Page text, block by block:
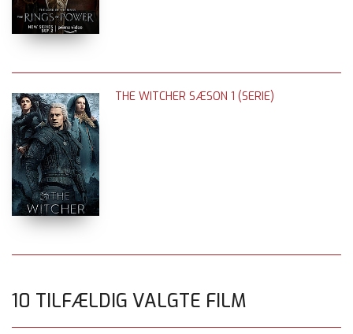
THE WITCHER SÆSON 1 (SERIE)
10 TILFÆLDIG VALGTE FILM